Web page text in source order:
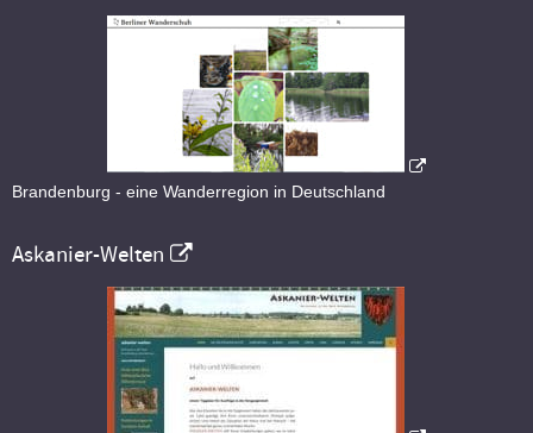
Brandenburg - eine Wanderregion in Deutschland
Askanier-Welten